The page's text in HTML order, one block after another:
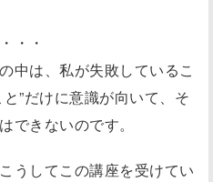
・・
中は、私が失敗しているこ
”だけに意識が向いて、そ
できないのです。
うしてこの講座を受けてい